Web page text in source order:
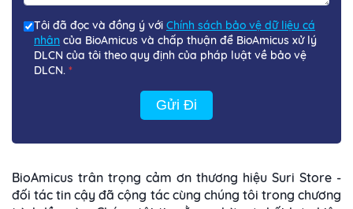
Tôi đã đọc và đồng ý với Chính sách bảo vệ dữ liệu cá
nhân của BioAmicus và chấp thuận để BioAmicus xử lý
DLCN của tôi theo quy định của pháp luật về bảo vệ
DLCN. *
Gửi Đi
BioAmicus trân trọng cảm ơn thương hiệu Suri Store -
đối tác tin cậy đã cộng tác cùng chúng tôi trong chương